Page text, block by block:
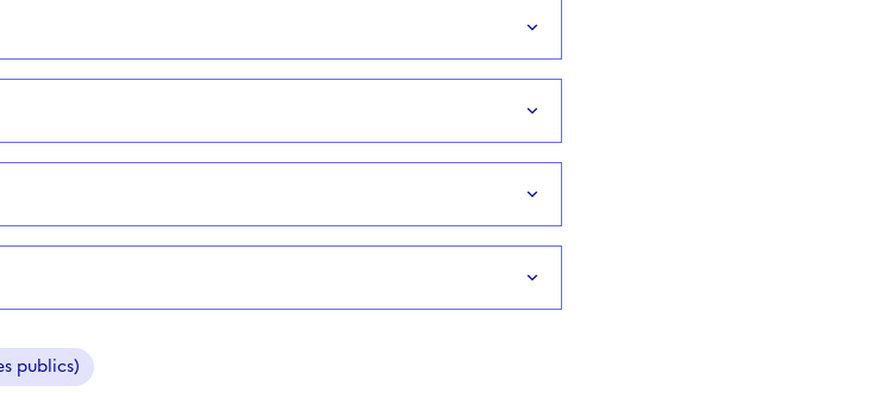
publics)